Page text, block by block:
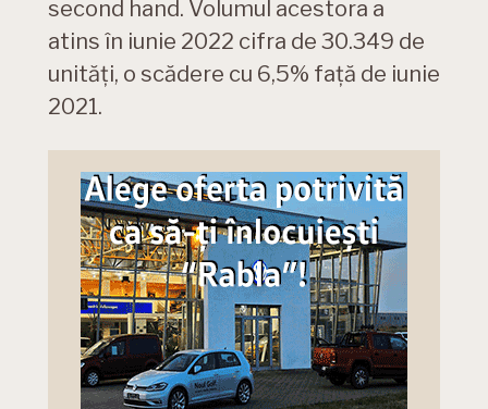
second hand. Volumul acestora a
atins în iunie 2022 cifra de 30.349 de
unități, o scădere cu 6,5% față de iunie
2021.